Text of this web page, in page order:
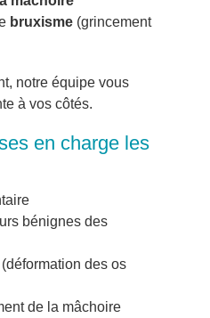
bruxisme(grincement
notre équipe vous
à vos côtés.
en charge les
bénignes des
des os
de la mâchoire